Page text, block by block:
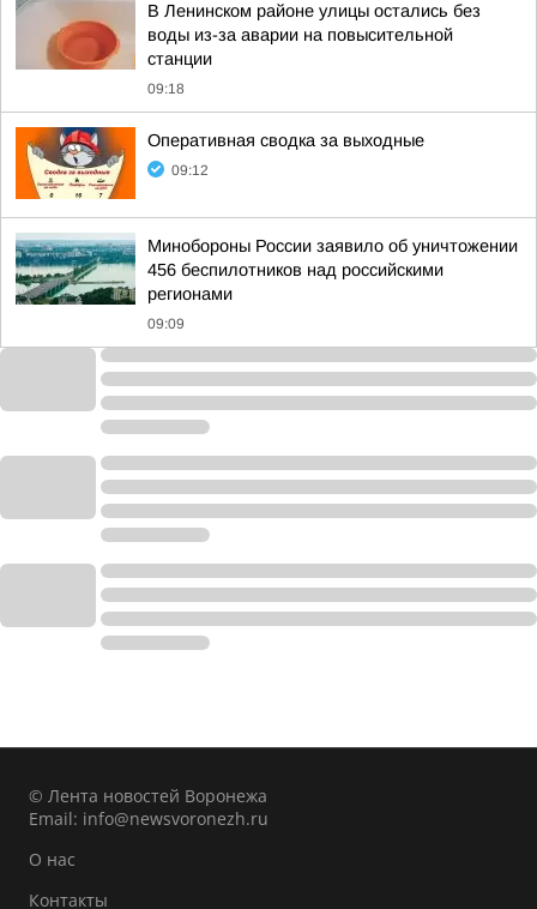
В Ленинском районе улицы остались без
воды из-за аварии на повысительной
станции
09:18
Оперативная сводка за выходные
09:12
Минобороны России заявило об уничтожении
456 беспилотников над российскими
регионами
09:09
© Лента новостей Воронежа
Email: info@newsvoronezh.ru
О нас
Контакты